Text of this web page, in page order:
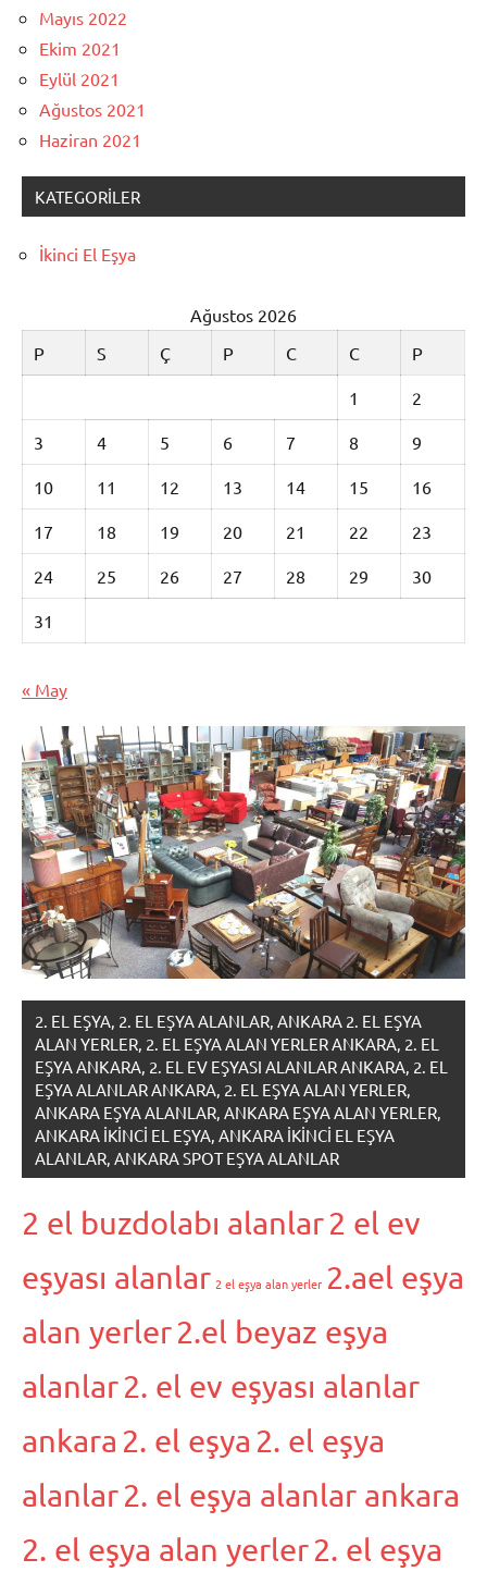
Mayıs 2022
Ekim 2021
Eylül 2021
Ağustos 2021
Haziran 2021
KATEGORILER
İkinci El Eşya
Ağustos 2026
P
S Ç P C C P
1 2
3 4 5 6 7 8 9
10 11 12 13 14 15 16
17 18 19 20 21 22 23
24 25 26 27 28 29 30
31
« May
2. EL EŞYA, 2. EL EŞYA ALANLAR, ANKARA 2. EL EŞYA
ALAN YERLER, 2. EL EŞYA ALAN YERLER ANKARA, 2. EL
EŞYA ANKARA, 2. EL EV EŞYASI ALANLAR ANKARA, 2. EL
EŞYA ALANLAR ANKARA, 2. EL EŞYA ALAN YERLER,
ANKARA EŞYA ALANLAR, ANKARA EŞYA ALAN YERLER,
ANKARA IKINCI EL EŞYA, ANKARA IKINCI EL EŞYA
ALANLAR, ANKARA SPOT EŞYA ALANLAR
2 el buzdolabı alanlar2 el ev
eşyası alanlar 2 el eşya alan yerler 2.ael eşya
alan yerler2.el beyaz eşya
alanlar2. el ev eşyası alanlar
ankara 2. el eşya 2. el eşya
alanlar2. el eşya alanlar ankara
2. el eşya alan yerler2. el eşya